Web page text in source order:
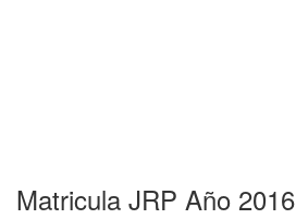
Matricula JRP Año 2016